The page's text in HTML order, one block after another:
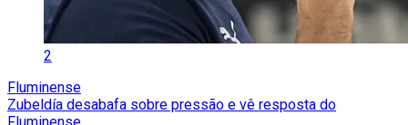
2
Fluminense
Zubeldía desabafa sobre pressão e vê resposta do